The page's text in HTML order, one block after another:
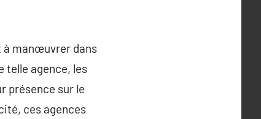
à manœuvrer dans
telle agence, les
présence sur le
ces agences